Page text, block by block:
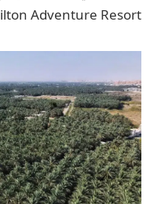
Adventure Resort.